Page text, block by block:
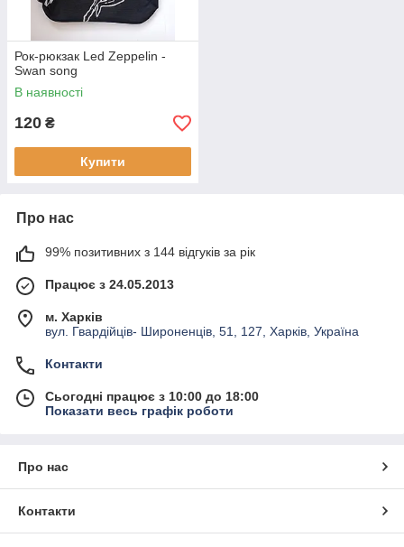
Рок-рюкзак Led Zeppelin -
Swan song
В наявності
120 ₴
Купити
Про нас
99% позитивних з 144 відгуків за рік
Працює з 24.05.2013
м. Харків
вул. Гвардійців- Широненців, 51, 127, Харків, Україна
Контакти
Сьогодні працює з 10:00 до 18:00
Показати весь графік роботи
Про нас
Контакти